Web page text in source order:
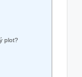
plot?